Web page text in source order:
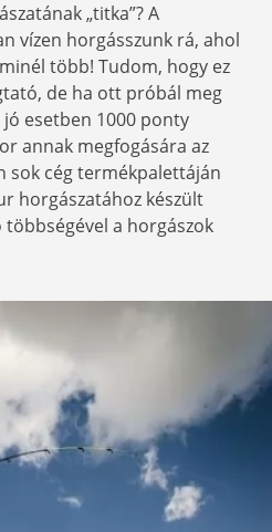
„titka”? A
vízen horgásszunk rá, ahol
több! Tudom, hogy ez
de ha ott próbál meg
esetben 1000 ponty
annak megfogására az
sok cég termékpalettáján
horgászatához készült
a horgászok